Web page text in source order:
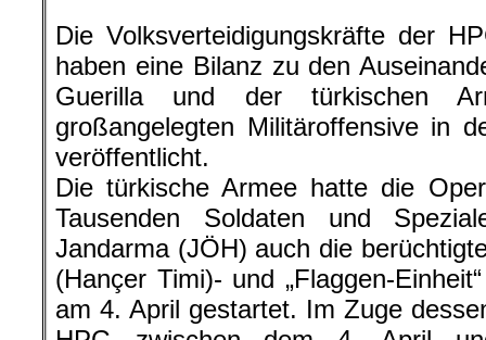
Die Volksverteidigungskräfte der
haben eine Bilanz zu den
Guerilla und der türkischen
großangelegten Militäroffensive in
veröffentlicht.
Die türkische Armee hatte die
Tausenden Soldaten und
Jandarma (JÖH) auch die
(Hançer Timi)- und „Flaggen-
am 4. April gestartet. Im Zuge